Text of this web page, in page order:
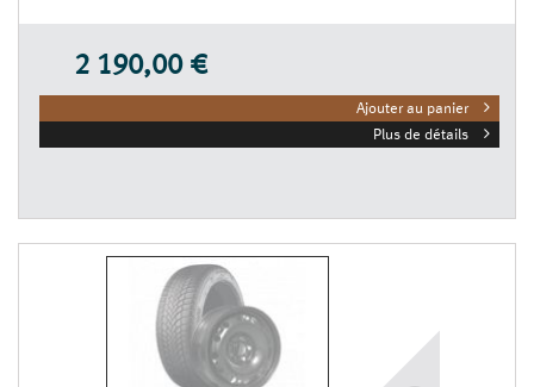
2 190,00 €
Ajouter au panier
Plus de détails